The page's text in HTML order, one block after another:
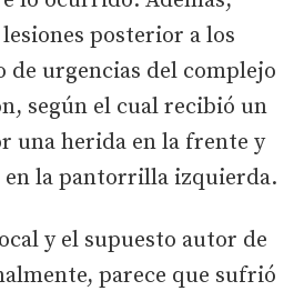
posterior a los
de urgencias del complejo
según el cual recibió un
una herida en la frente y
en la pantorrilla izquierda.
y el supuesto autor de
parece que sufrió